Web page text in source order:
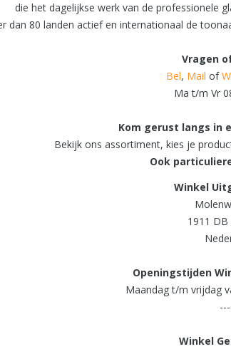
die het dagelijkse werk van de professionele
dan 80 landen actief en internationaal de
Vragen
Bel, Mail of
Ma t/m Vr
Kom gerust langs in
Bekijk ons assortiment, kies je
Ook
Winkel
1911
Openingstijden
Maandag t/m vrijdag
Winkel